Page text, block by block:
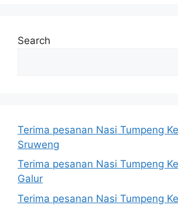
Search
Terima pesanan Nasi Tumpeng
Sruweng
Terima pesanan Nasi Tumpeng
Galur
Terima pesanan Nasi Tumpeng